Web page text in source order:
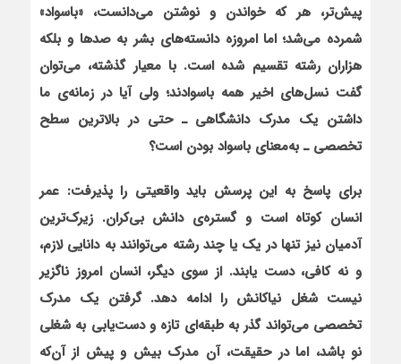
پیش‌تر، هر که خواندن و نوشتن می‌دانست، «باسواد»
شمرده می‌شد؛ اما امروزه دانسته‌های بشر به صدها و بلکه
هزاران رشته تقسیم شده است. با معیار گذشته، می‌توان
گفت نسل‌های اخیر همه باسوادند؛ ولی آیا در زمانه‌ی ما
داشتن یک مدرک دانشگاهی ـ حتی در بالاترین سطح
تخصصی ـ به‌معنای باسواد بودن است؟
برای پاسخ به این پرسش باید واقعیتی را پذیرفت: عمر
انسان کوتاه است و گستره‌ی دانش بی‌کران. زیرک‌ترین
آدمیان نیز تنها در یک یا چند رشته می‌توانند به دانایی لازم،
و نه کافی، دست یابند. از سوی دیگر، انسان امروز ناگزیر
نیست شغل نیاکانش را ادامه دهد. گرفتن یک مدرک
تخصصی می‌تواند گذر به طبقه‌ای تازه و دست‌یابی به شغلی
نو باشد، اما در حقیقت، آن مدرک بیش و پیش از آن‌که